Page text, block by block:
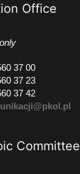
Office
37 00
37 23
37 42
Committee